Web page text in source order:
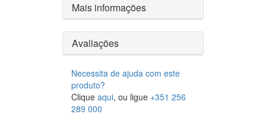
Mais informações
Avaliações
Necessita de ajuda com este
produto?
Clique aqui, ou ligue +351 256
289 000